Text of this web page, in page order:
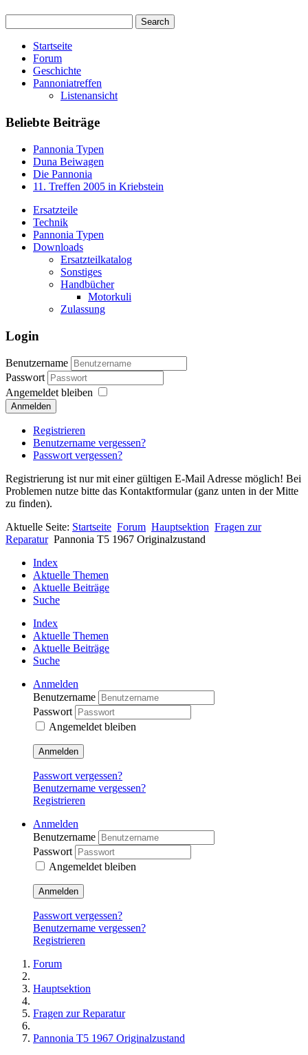
Startseite
Forum
Geschichte
Pannoniatreffen
Listenansicht
Beliebte Beiträge
Pannonia Typen
Duna Beiwagen
Die Pannonia
11. Treffen 2005 in Kriebstein
Ersatzteile
Technik
Pannonia Typen
Downloads
Ersatzteilkatalog
Sonstiges
Handbücher
Motorkuli
Zulassung
Login
Benutzername
Passwort
Angemeldet bleiben
Anmelden
Registrieren
Benutzername vergessen?
Passwort vergessen?
Registrierung ist nur mit einer gültigen E-Mail Adresse möglich! Bei
Problemen nutze bitte das Kontaktformular (ganz unten in der Mitte
zu finden).
Aktuelle Seite: Startseite Forum Hauptsektion Fragen zur
Reparatur Pannonia T5 1967 Originalzustand
Index
Aktuelle Themen
Aktuelle Beiträge
Suche
Index
Aktuelle Themen
Aktuelle Beiträge
Suche
Anmelden
Benutzername
Passwort
Angemeldet bleiben
Anmelden
Passwort vergessen?
Benutzername vergessen?
Registrieren
Anmelden
Benutzername
Passwort
Angemeldet bleiben
Anmelden
Passwort vergessen?
Benutzername vergessen?
Registrieren
Forum
Hauptsektion
Fragen zur Reparatur
Pannonia T5 1967 Originalzustand